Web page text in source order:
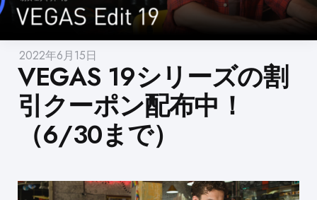
2022年6月15日
VEGAS 19シリーズの割
引クーポン配布中！
（6/30まで）